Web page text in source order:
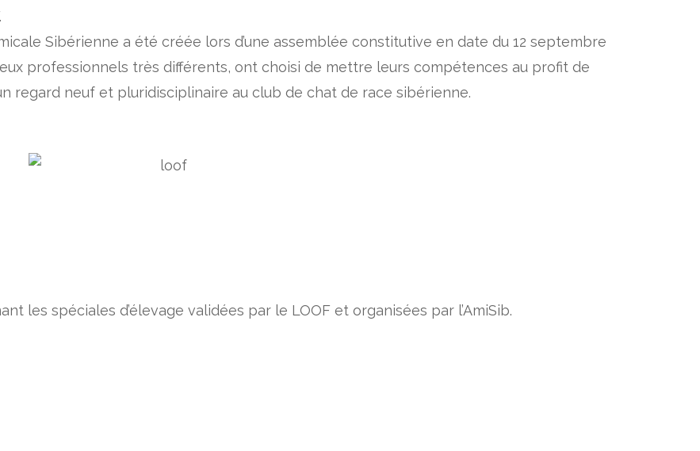
Sibérienne a été créée lors d’une assemblée constitutive en date du 12 septembre
professionnels très différents, ont choisi de mettre leurs compétences au profit de
regard neuf et pluridisciplinaire au club de chat de race sibérienne.
les spéciales d’élevage validées par le LOOF et organisées par l’AmiSib.